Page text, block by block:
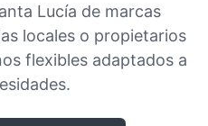
Lucía de marcas
locales o propietarios
flexibles adaptados a